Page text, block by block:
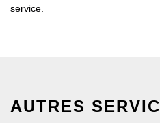
service.
AUTRES